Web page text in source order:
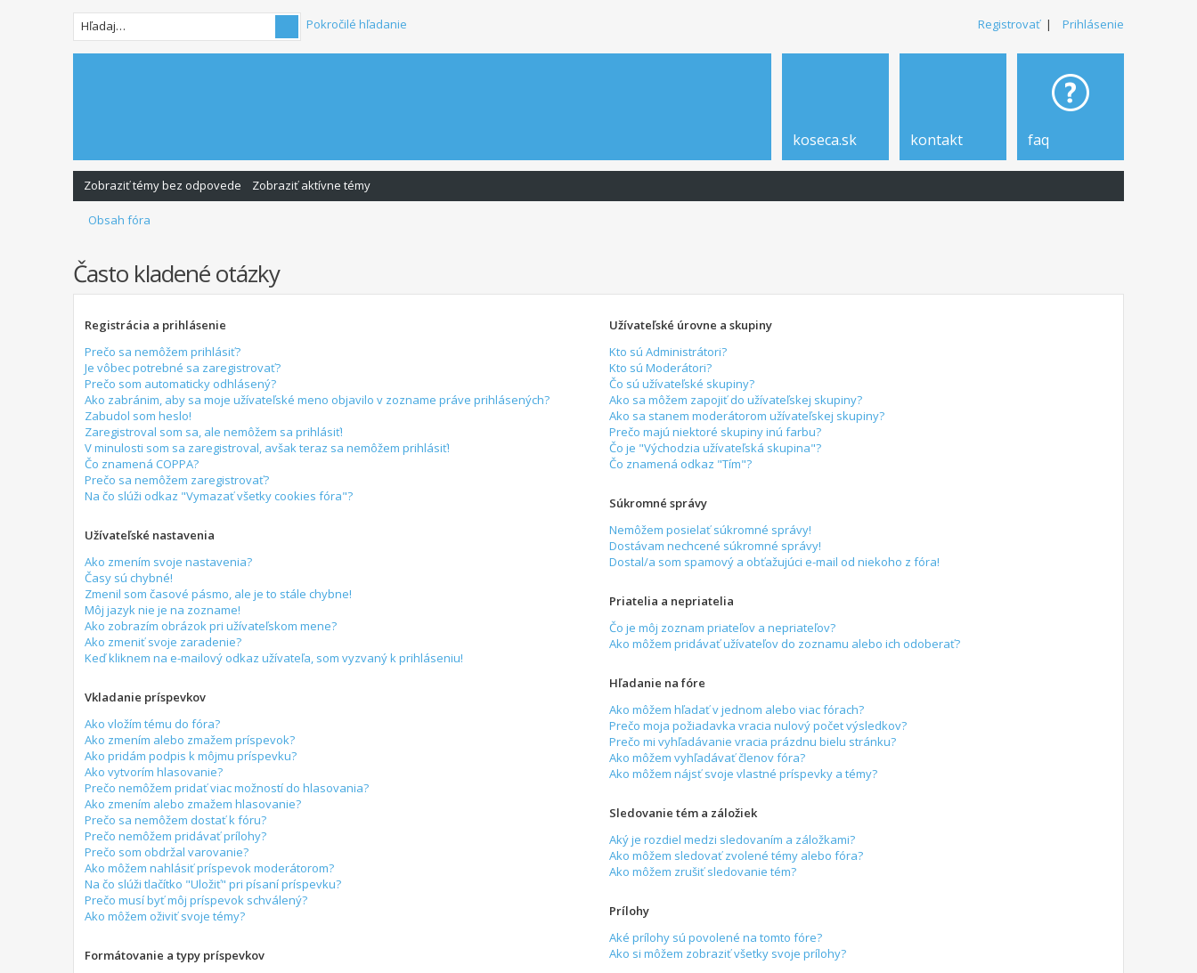
Registrovať| Prihlásenie
Pokročilé hľadanie
koseca.sk kontakt faq
Zobraziť témy bez odpovede Zobraziť aktívne témy
Obsah fóra
Často kladené otázky
Registrácia a prihlásenie
Prečo sa nemôžem prihlásiť?
Je vôbec potrebné sa zaregistrovať?
Prečo som automaticky odhlásený?
Ako zabránim, aby sa moje užívateľské meno objavilo v zozname práve prihlásených?
Zabudol som heslo!
Zaregistroval som sa, ale nemôžem sa prihlásiť!
V minulosti som sa zaregistroval, avšak teraz sa nemôžem prihlásiť!
Čo znamená COPPA?
Prečo sa nemôžem zaregistrovať?
Na čo slúži odkaz "Vymazať všetky cookies fóra"?
Užívateľské nastavenia
Ako zmením svoje nastavenia?
Časy sú chybné!
Zmenil som časové pásmo, ale je to stále chybne!
Môj jazyk nie je na zozname!
Ako zobrazím obrázok pri užívateľskom mene?
Ako zmeniť svoje zaradenie?
Keď kliknem na e-mailový odkaz užívateľa, som vyzvaný k prihláseniu!
Vkladanie príspevkov
Ako vložím tému do fóra?
Ako zmením alebo zmažem príspevok?
Ako pridám podpis k môjmu príspevku?
Ako vytvorím hlasovanie?
Prečo nemôžem pridať viac možností do hlasovania?
Ako zmením alebo zmažem hlasovanie?
Prečo sa nemôžem dostať k fóru?
Prečo nemôžem pridávať prílohy?
Prečo som obdržal varovanie?
Ako môžem nahlásiť príspevok moderátorom?
Na čo slúži tlačítko "Uložiť" pri písaní príspevku?
Prečo musí byť môj príspevok schválený?
Ako môžem oživiť svoje témy?
Formátovanie a typy príspevkov
Užívateľské úrovne a skupiny
Kto sú Administrátori?
Kto sú Moderátori?
Čo sú užívateľské skupiny?
Ako sa môžem zapojiť do užívateľskej skupiny?
Ako sa stanem moderátorom užívateľskej skupiny?
Prečo majú niektoré skupiny inú farbu?
Čo je "Východzia užívateľská skupina"?
Čo znamená odkaz "Tím"?
Súkromné správy
Nemôžem posielať súkromné správy!
Dostávam nechcené súkromné správy!
Dostal/a som spamový a obťažujúci e-mail od niekoho z fóra!
Priatelia a nepriatelia
Čo je môj zoznam priateľov a nepriateľov?
Ako môžem pridávať užívateľov do zoznamu alebo ich odoberať?
Hľadanie na fóre
Ako môžem hľadať v jednom alebo viac fórach?
Prečo moja požiadavka vracia nulový počet výsledkov?
Prečo mi vyhľadávanie vracia prázdnu bielu stránku?
Ako môžem vyhľadávať členov fóra?
Ako môžem nájsť svoje vlastné príspevky a témy?
Sledovanie tém a záložiek
Aký je rozdiel medzi sledovaním a záložkami?
Ako môžem sledovať zvolené témy alebo fóra?
Ako môžem zrušiť sledovanie tém?
Prílohy
Aké prílohy sú povolené na tomto fóre?
Ako si môžem zobraziť všetky svoje prílohy?